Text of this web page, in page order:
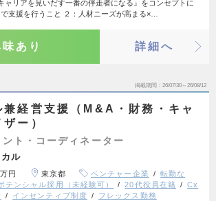
ャリアを見いだす一番の伴走者になる』をコンセプトに
支援を行うこと ２：人材ニーズが高まる×…
あり 詳細へ
掲載期間 26/07/30～26/08/12
兼経営支援（M&A・財務・キャ
ー）
ト・コーディネーター
ル
円 東京都 ベンチャー企業
転勤な
テンシャル採用（未経験可） 20代役員在籍
Cx
インセンティブ制度 フレックス勤務